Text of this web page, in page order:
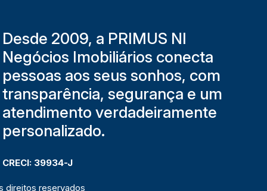
Desde 2009, a PRIMUS NI
Negócios Imobiliários conecta
pessoas aos seus sonhos, com
transparência, segurança e um
atendimento verdadeiramente
personalizado.
CRECI: 39934-J
direitos reservados